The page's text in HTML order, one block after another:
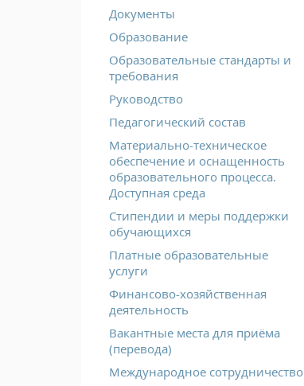
Документы
Образование
Образовательные стандарты и
требования
Руководство
Педагогический состав
Материально-техническое
обеспечение и оснащенность
образовательного процесса.
Доступная среда
Стипендии и меры поддержки
обучающихся
Платные образовательные
услуги
Финансово-хозяйственная
деятельность
Вакантные места для приёма
(перевода)
Международное сотрудничество